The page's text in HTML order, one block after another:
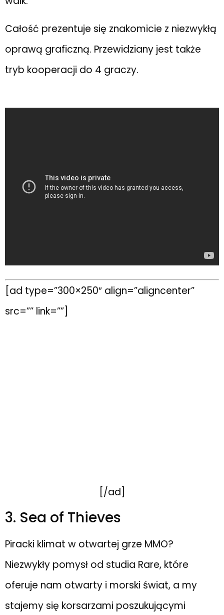
Całość prezentuje się znakomicie z niezwykłą
oprawą graficzną. Przewidziany jest także
tryb kooperacji do 4 graczy.
[ad type=”300×250″ align=”aligncenter”
src=”” link=””]
[/ad]
3. Sea of Thieves
Piracki klimat w otwartej grze MMO?
Niezwykły pomysł od studia Rare, które
oferuje nam otwarty i morski świat, a my
stajemy się korsarzami poszukującymi